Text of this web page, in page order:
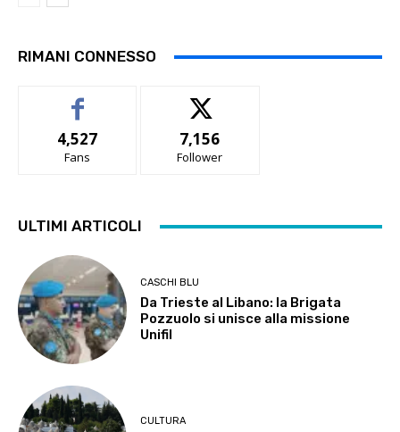
RIMANI CONNESSO
4,527
Fans
7,156
Follower
ULTIMI ARTICOLI
CASCHI BLU
Da Trieste al Libano: la Brigata
Pozzuolo si unisce alla missione
Unifil
CULTURA